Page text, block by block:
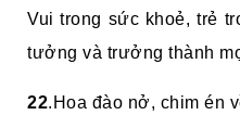
Vui trong sức khoẻ, trẻ
tưởng và trưởng thành
22.Hoa đào nở, chim én